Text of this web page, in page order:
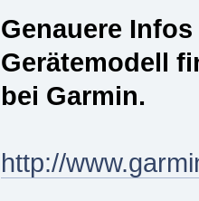
Genauere
Gerätemodell
bei Garmin.
http://